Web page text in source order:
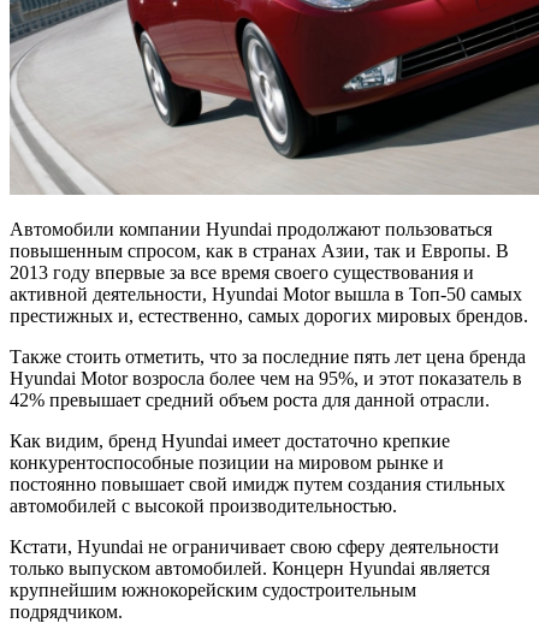
Автомобили компании Hyundai продолжают пользоваться
повышенным спросом, как в странах Азии, так и Европы. В
2013 году впервые за все время своего существования и
активной деятельности, Hyundai Motor вышла в Топ-50 самых
престижных и, естественно, самых дорогих мировых брендов.
Также стоить отметить, что за последние пять лет цена бренда
Hyundai Motor возросла более чем на 95%, и этот показатель в
42% превышает средний объем роста для данной отрасли.
Как видим, бренд Hyundai имеет достаточно крепкие
конкурентоспособные позиции на мировом рынке и
постоянно повышает свой имидж путем создания стильных
автомобилей с высокой производительностью.
Кстати, Hyundai не ограничивает свою сферу деятельности
только выпуском автомобилей. Концерн Hyundai является
крупнейшим южнокорейским судостроительным
подрядчиком.